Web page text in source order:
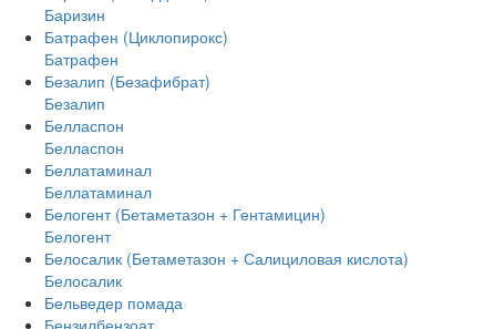
Баризин
Батрафен (Циклопирокс)
Батрафен
Безалип (Безафибрат)
Безалип
Белласпон
Белласпон
Беллатаминал
Беллатаминал
Белогент (Бетаметазон + Гентамицин)
Белогент
Белосалик (Бетаметазон + Салициловая кислота)
Белосалик
Бельведер помада
Бензилбензоат